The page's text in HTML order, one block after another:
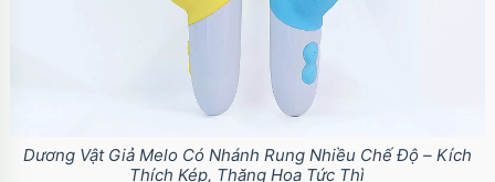
Ốp lưng MagSafe iPhone 17 Clear Case trong
70.000₫
Dương Vật Giả Melo Có Nhánh Rung Nhiều Chế Độ – Kích
Thích Kép, Thăng Hoa Tức Thì